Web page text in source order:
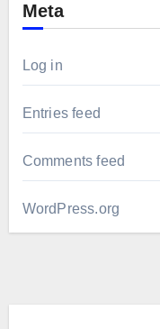
Meta
Log in
Entries feed
Comments feed
WordPress.org